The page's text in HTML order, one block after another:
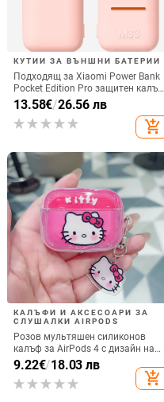
КУТИИ ЗА ВЪНШНИ БАТЕРИИ
Подходящ за Xiaomi Power Bank
Pocket Edition Pro защитен калъф
33W силиконов 10000mA
неплъзгащ се защитен калъф за
Power Bank
13.58€/26.56 лв
add_shopping_cart
КАЛЪФИ И АКСЕСОАРИ ЗА
СЛУШАЛКИ AIRPODS
Розов мультяшен силиконов
калъф за AirPods 4 с дизайн на
котка
9.22€/18.03 лв
add_shopping_cart